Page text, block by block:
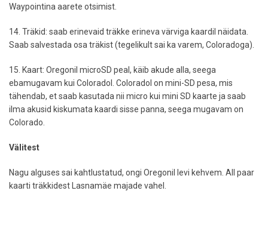
Waypointina aarete otsimist.
14. Träkid: saab erinevaid träkke erineva värviga kaardil näidata.
Saab salvestada osa träkist (tegelikult sai ka varem, Coloradoga).
15. Kaart: Oregonil microSD peal, käib akude alla, seega
ebamugavam kui Coloradol. Coloradol on mini-SD pesa, mis
tähendab, et saab kasutada nii micro kui mini SD kaarte ja saab
ilma akusid kiskumata kaardi sisse panna, seega mugavam on
Colorado.
Välitest
Nagu alguses sai kahtlustatud, ongi Oregonil levi kehvem. All paar
kaarti träkkidest Lasnamäe majade vahel.